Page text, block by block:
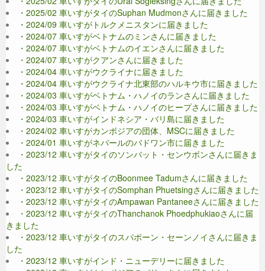
・2025/02 車いすがタイのSuphan Mudmonさんに届きました
・2024/09 車いすがトルクメニスタンに届きました
・2024/07 車いすがベトナムのミンさんに届きました
・2024/07 車いすがベトナムのイエンさんに届きました
・2024/07 車いすがクアンさんに届きました
・2024/04 車いすがウクライナに届きました
・2024/04 車いすがウクライナ北東部のハルキウ市に届きました
・2024/03 車いすがベトナム・ハノイのランさんに届きました
・2024/03 車いすがベトナム・ハノイのヒープさんに届きました
・2024/03 車いすがインドネシア・バリ島に届きました
・2024/02 車いすがカンボジアの団体、MSCに届きました
・2024/01 車いすがネパールのバドワン市に届きました
・2023/12 車いすがタイのソンバット・センウボンさんに届きま
した
・2023/12 車いすがタイのBoonmee Tadumさんに届きました
・2023/12 車いすがタイのSomphan Phuetsingさんに届きました
・2023/12 車いすがタイのAmpawan Pantaneeさんに届きました
・2023/12 車いすがタイのThanchanok Phoedphukiaoさんに届
きました
・2023/12 車いすがタイのスパポーン・セーンノイさんに届きま
した
・2023/12 車いすがインド・ニューデリーに届きました